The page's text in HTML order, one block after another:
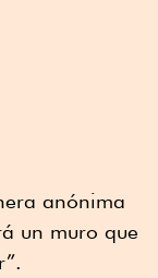
anónima
un muro que